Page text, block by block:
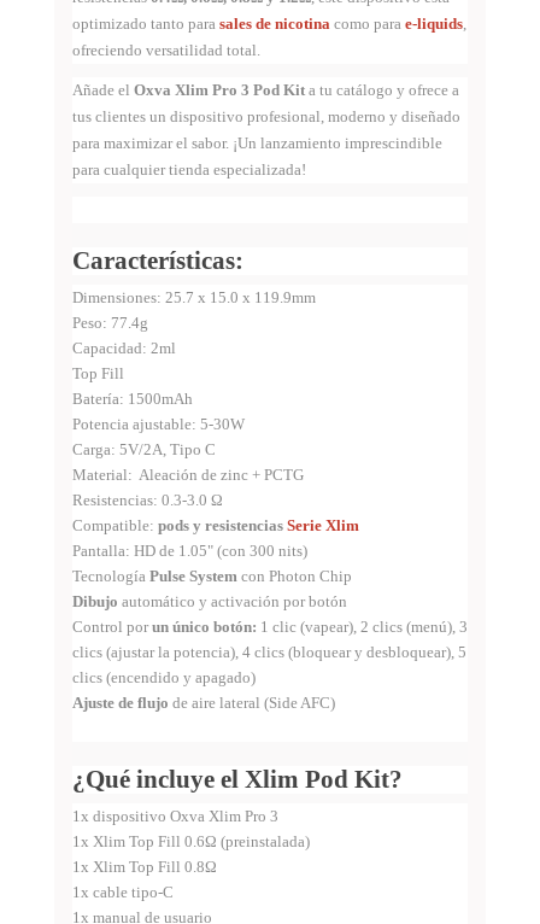
optimizado tanto para sales de nicotina como para e-liquids,
ofreciendo versatilidad total.
Añade el Oxva Xlim Pro 3 Pod Kit a tu catálogo y ofrece a
tus clientes un dispositivo profesional, moderno y diseñado
para maximizar el sabor. ¡Un lanzamiento imprescindible
para cualquier tienda especializada!
Características:
Dimensiones: 25.7 x 15.0 x 119.9mm
Peso: 77.4g
Capacidad: 2ml
Top Fill
Batería: 1500mAh
Potencia ajustable: 5-30W
Carga: 5V/2A, Tipo C
Material: Aleación de zinc + PCTG
Resistencias: 0.3-3.0 Ω
Compatible: pods y resistencias Serie Xlim
Pantalla: HD de 1.05" (con 300 nits)
Tecnología Pulse System con Photon Chip
Dibujo automático y activación por botón
Control por un único botón: 1 clic (vapear), 2 clics (menú), 3
clics (ajustar la potencia), 4 clics (bloquear y desbloquear), 5
clics (encendido y apagado)
Ajuste de flujo de aire lateral (Side AFC)
¿Qué incluye el Xlim Pod Kit?
1x dispositivo Oxva Xlim Pro 3
1x Xlim Top Fill 0.6Ω (preinstalada)
1x Xlim Top Fill 0.8Ω
1x cable tipo-C
1x manual de usuario